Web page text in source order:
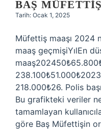
BAŞ
Tarih: Ocak 1, 2025
Müfettiş maaşı 2024
maaş geçmişiYılEn
218.000₺26. Polis
Bu grafikteki veriler
tamamlayan
göre Baş Müfettişin